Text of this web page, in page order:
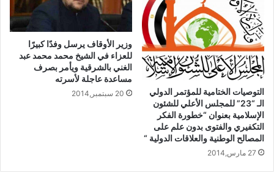
خطبة الجمعة : (رحـم الله رجـلا سمحـا) للدكتـــــور/
محمـد حســــن داود
9 أكتوبر,2024
ما هو موقع منبر الدعاة
9 أكتوبر,2024
التوصيات الختامية للمؤتمر الدولي
الـ “23” للمجلس الأعلي للشئون
الإسلامية بعنوان “خطورة الفكر
التكفيري والفتوى بدون علم على
المصالح الوطنية والعلاقات الدولية “
27 مارس,2014
وزير الأوقاف يرسل وفدًا كبيرًا
للعزاء في الشيخ محمد محمد عبد
الغني بالشرقية ويأمر بصرف
مساعدة عاجلة لأسرته
20 سبتمبر,2014